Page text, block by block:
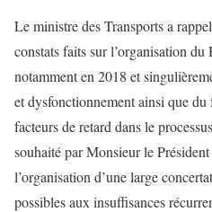
Le ministre des Transports a
constats faits sur l’organisation du
notamment en 2018 et
et dysfonctionnement ainsi que du
facteurs de retard dans le
souhaité par Monsieur le
l’organisation d’une large
possibles aux insuffisances